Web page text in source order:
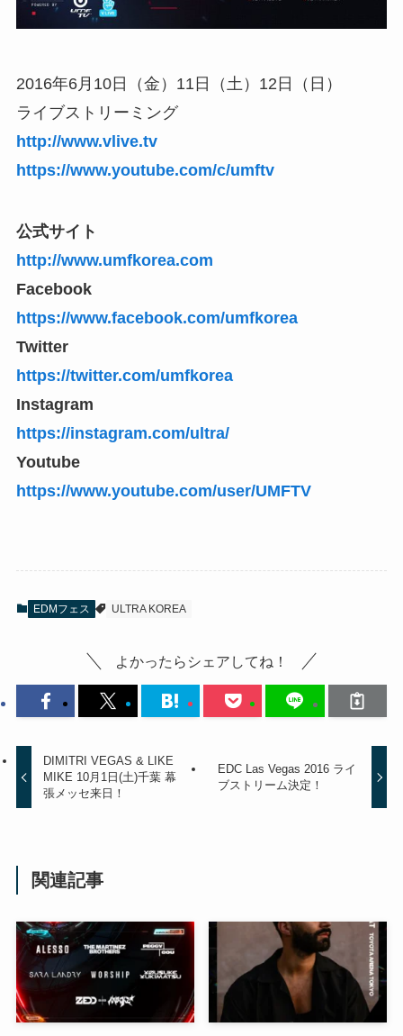
2016年6月10日（金）11日（土）12日（日）
ライブストリーミング
http://www.vlive.tv
https://www.youtube.com/c/umftv
公式サイト
http://www.umfkorea.com
Facebook
https://www.facebook.com/umfkorea
Twitter
https://twitter.com/umfkorea
Instagram
https://instagram.com/ultra/
Youtube
https://www.youtube.com/user/UMFTV
EDMフェス ULTRA KOREA
よかったらシェアしてね！
DIMITRI VEGAS & LIKE
MIKE 10月1日(土)千葉 幕
張メッセ来日！
EDC Las Vegas 2016 ライ
ブストリーム決定！
関連記事